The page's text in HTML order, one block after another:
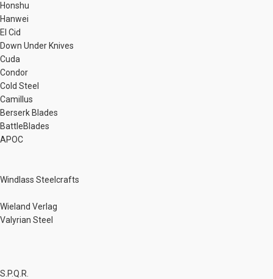
Honshu
Hanwei
El Cid
Down Under Knives
Cuda
Condor
Cold Steel
Camillus
Berserk Blades
BattleBlades
APOC
Windlass Steelcrafts
Wieland Verlag
Valyrian Steel
S.P.Q.R.